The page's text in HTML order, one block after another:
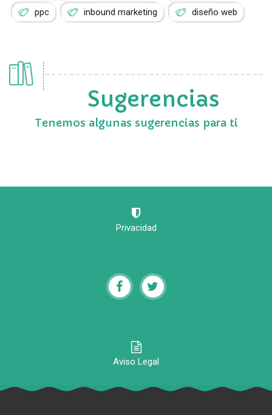
ppc inbound marketing diseño web
Sugerencias
Tenemos algunas sugerencias para ti
Privacidad
Aviso Legal